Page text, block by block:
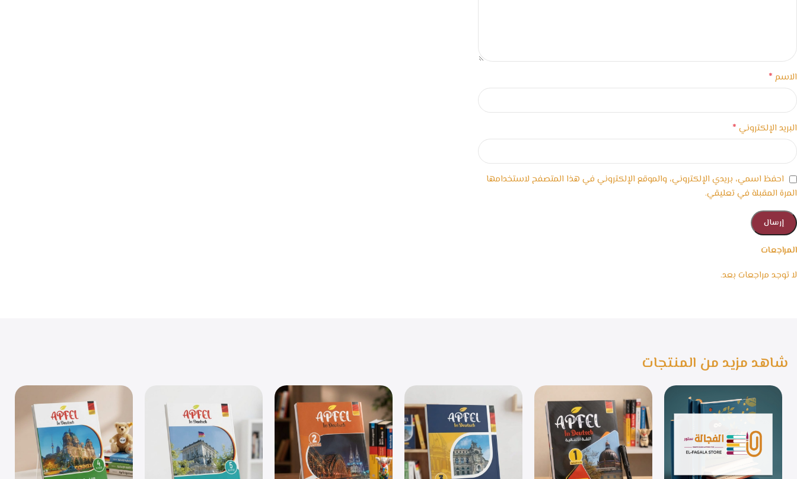
المراجعات
لا توجد مراجعات بعد.
الاسم *
البريد الإلكتروني *
احفظ اسمي، بريدي الإلكتروني، والموقع الإلكتروني في هذا المتصفح لاستخدامها
المرة المقبلة في تعليقي.
شاهد مزيد من المنتجات